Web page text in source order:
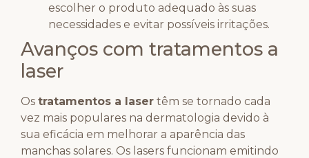
escolher o produto adequado às suas
necessidades e evitar possíveis irritações.
Avanços com tratamentos a
laser
Os tratamentos a laser têm se tornado cada
vez mais populares na dermatologia devido à
sua eficácia em melhorar a aparência das
manchas solares. Os lasers funcionam emitindo